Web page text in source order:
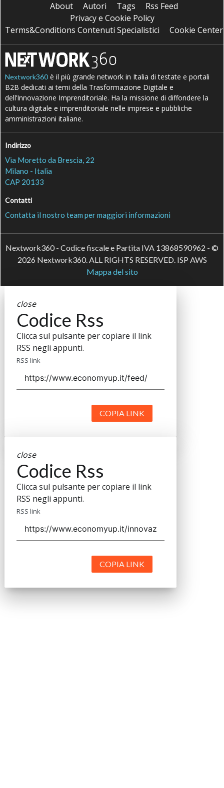
About Autori Tags
Rss Feed
Privacy e Cookie Policy
Terms&Conditions Contenuti Specialistici
Cookie Center
Nextwork360 è il più grande network in Italia di testate e portali
B2B dedicati ai temi della Trasformazione Digitale e
dell’Innovazione Imprenditoriale. Ha la missione di diffondere la
cultura digitale e imprenditoriale nelle imprese e pubbliche
amministrazioni italiane.
Indirizzo
Via Moretto da Brescia, 22
Milano - Italia
CAP 20133
Contatti
Contatta il nostro team per maggiori informazioni
Nextwork360 - Codice fiscale e Partita IVA 13868590962 - ©
2026 Nextwork360. ALL RIGHTS RESERVED. ISP AWS
Mappa del sito
close
Codice Rss
Clicca sul pulsante per copiare il link
RSS negli appunti.
RSS link
COPIA LINK
close
Codice Rss
Clicca sul pulsante per copiare il link
RSS negli appunti.
RSS link
COPIA LINK